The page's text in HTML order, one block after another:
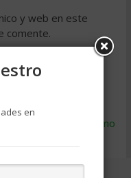
y web en este
comente.
spam.
Aprende cómo
en